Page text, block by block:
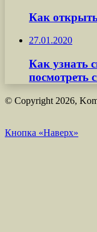
Как
27.01.2020
Как узнать
посмотреть
© Copyright 2026,
Кнопка «Наверх»